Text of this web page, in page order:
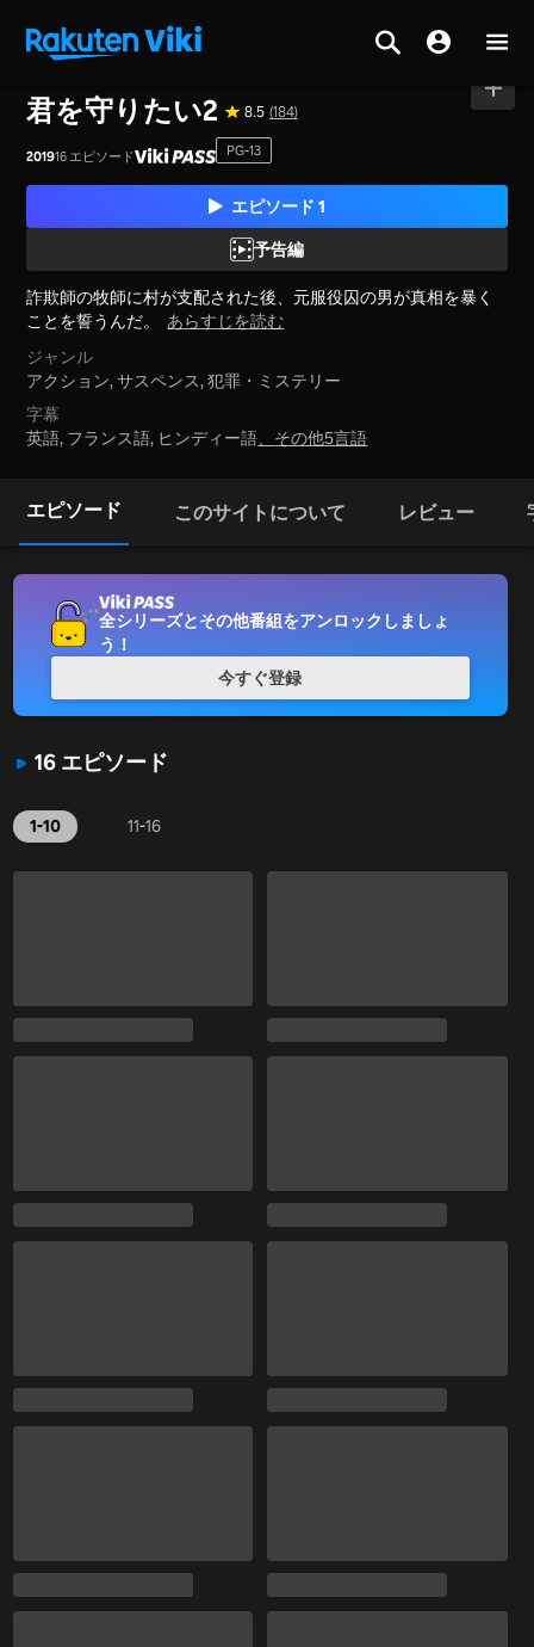
君を守りたい2 8.5 (184)
201916 エピソード PG-13
エピソード 1
予告編
詐欺師の牧師に村が支配された後、元服役囚の男が真相を暴く
ことを誓うんだ。
あらすじを読む
ジャンル
アクション,サスペンス,犯罪・ミステリー
字幕
英語, フランス語, ヒンディー語
その他5言語
エピソード このサイトについて レビュー
16 エピソード
1-10 11-16
全シリーズとその他番組をアンロックしましょ
う！
今すぐ登録